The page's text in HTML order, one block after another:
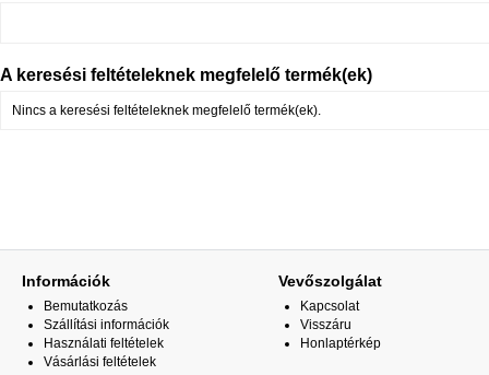
A keresési feltételeknek megfelelő termék(ek)
Nincs a keresési feltételeknek megfelelő termék(ek).
Információk
Bemutatkozás
Szállítási információk
Használati feltételek
Vásárlási feltételek
Vevőszolgálat
Kapcsolat
Visszáru
Honlaptérkép